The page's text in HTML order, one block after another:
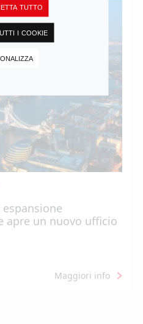
apre un nuovo ufficio
Maggiori info
tutto
i cookie